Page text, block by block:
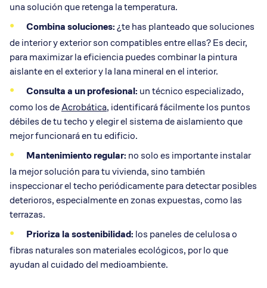
una solución que retenga la temperatura.
Combina soluciones:¿te has planteado que soluciones
de interior y exterior son compatibles entre ellas? Es decir,
para maximizar la eficiencia puedes combinar la pintura
aislante en el exterior y la lana mineral en el interior.
Consulta a un profesional: un técnico especializado,
como los deAcrobática, identificará fácilmente los puntos
débiles de tu techo y elegir el sistema de aislamiento que
mejor funcionará en tu edificio.
Mantenimiento regular: no solo es importante instalar
la mejor solución para tu vivienda, sino también
inspeccionar el techo periódicamente para detectar posibles
deterioros, especialmente en zonas expuestas, como las
terrazas.
Prioriza la sostenibilidad: los paneles de celulosa o
fibras naturales son materiales ecológicos, por lo que
ayudan al cuidado del medioambiente.